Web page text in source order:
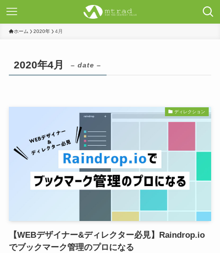
ホーム 2020年 4月
2020年4月 – date –
ディレクション
【WEBデザイナー&ディレクター必見】Raindrop.io
でブックマーク管理のプロになる